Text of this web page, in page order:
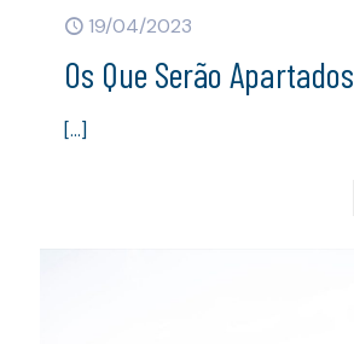
19/04/2023
Os Que Serão Apartados
[…]